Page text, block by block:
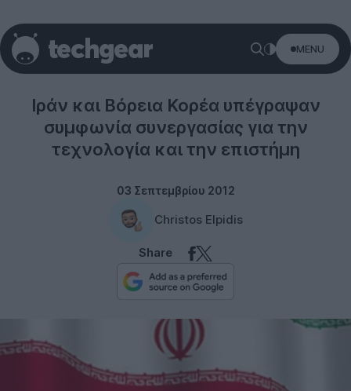
MENU
Ιράν και Βόρεια Κορέα υπέγραψαν
συμφωνία συνεργασίας για την
τεχνολογία και την επιστήμη
03 Σεπτεμβρίου 2012
Christos Elpidis
Share